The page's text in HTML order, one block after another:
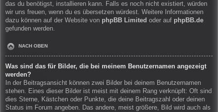
das du benötigst, installieren kann. Falls es noch nicht existiert, würden
wir uns freuen, wenn du es übersetzen würdest. Weitere Informationen
dazu können auf der Website von phpBB Limited oder auf phpBB.de
gefunden werden.
NACH OBEN
Was sind das für Bilder, die bei meinem Benutzernamen angezeigt
werden?
In der Beitragsansicht können zwei Bilder bei deinem Benutzernamen
stehen. Eines dieser Bilder ist meist mit deinem Rang verknüpft: Oft sind
dies Sterne, Kästchen oder Punkte, die deine Beitragszahl oder deinen
Status im Forum angeben. Das andere, meist größere, Bild wird auch als